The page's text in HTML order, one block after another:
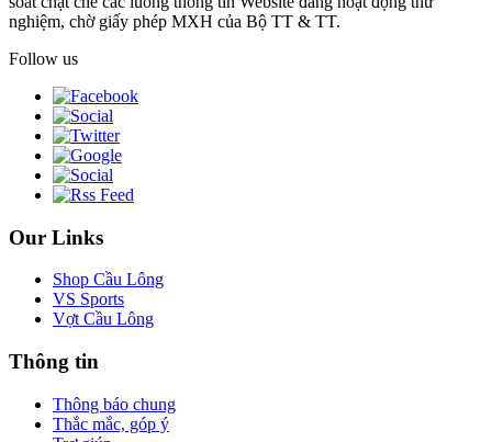
nghiệm, chờ giấy phép MXH của Bộ TT & TT.
Follow us
Our Links
Shop Cầu Lông
VS Sports
Vợt Cầu Lông
Thông tin
Thông báo chung
Thắc mắc, góp ý